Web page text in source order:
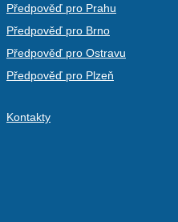
Předpověď pro Prahu
Předpověď pro Brno
Předpověď pro Ostravu
Předpověď pro Plzeň
Kontakty